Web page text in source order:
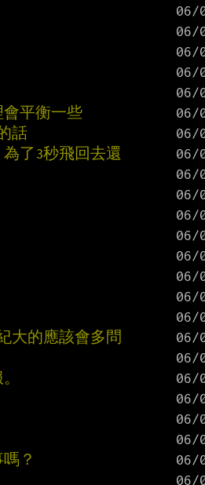
平衡一些
話
了3秒飛回去還
大的應該會多問
？